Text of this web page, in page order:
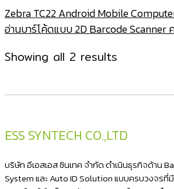
Zebra TC22 Android Mobile
อ่านบาร์โค้ดแบบ 2D Barcode
Showing all 2 results
latest
ESS SYNTECH CO.,LTD
บริษัท อีเอสเอส ซินเทค จำกัด ดำเนินธุรกิจด้าน
System และ Auto ID Solution แบบครบวงจรที่